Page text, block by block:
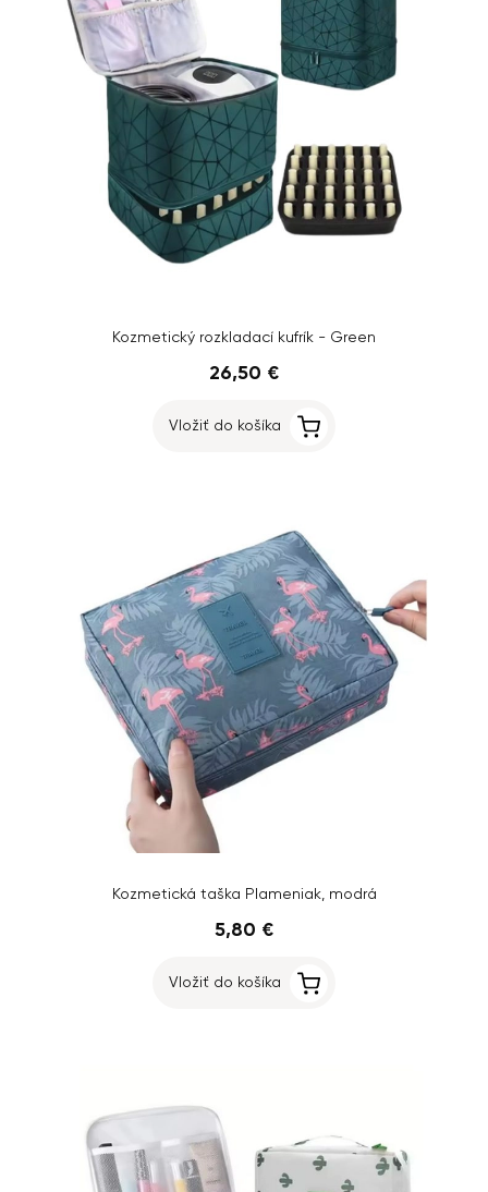
Kozmetický rozkladací kufrík - Green
26,50 €
Vložiť do košíka
Kozmetická taška Plameniak, modrá
5,80 €
Vložiť do košíka